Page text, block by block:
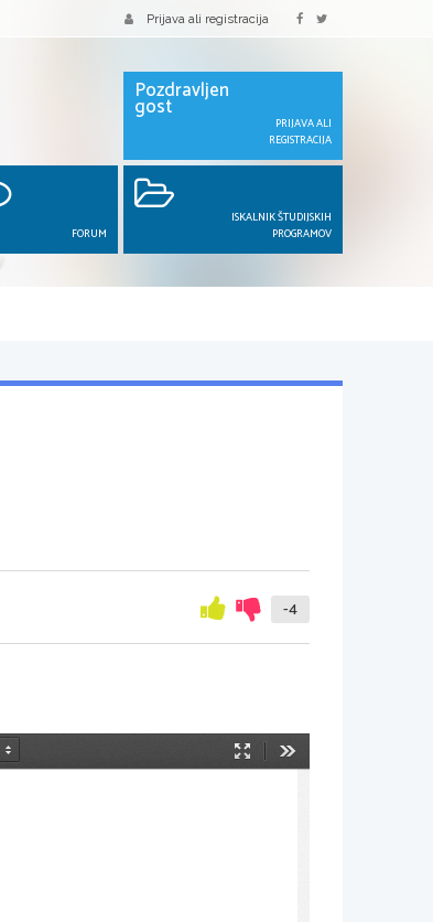
Prijava ali registracija
Pozdravljen
gost
PRIJAVA ALI
REGISTRACIJA
FORUM
ISKALNIK ŠTUDIJSKIH
PROGRAMOV
-4
Način